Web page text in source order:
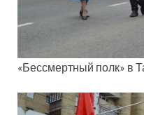
«Бессмертный полк» в